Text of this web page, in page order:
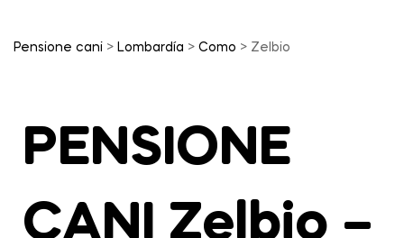
Pensione cani > Lombardía > Como > Zelbio
PENSIONE
CANI Zelbio –